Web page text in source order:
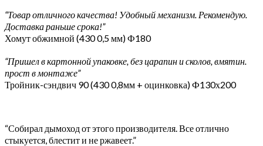
“Товар отличного качества! Удобный механизм. Рекомендую.
Доставка раньше срока!”
Хомут обжимной (430 0,5 мм) Ф180
“Пришел в картонной упаковке, без царапин и сколов, вмятин.
прост в монтаже”
Тройник-сэндвич 90 (430 0,8мм + оцинковка) Ф130х200
“Собирал дымоход от этого производителя. Все отлично
стыкуется, блестит и не ржавеет.”